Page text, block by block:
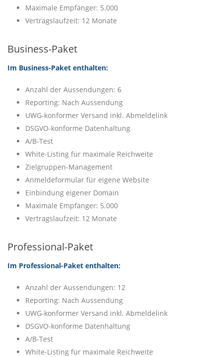
Maximale Empfänger: 5.000
Vertragslaufzeit: 12 Monate
Business-Paket
Im Business-Paket enthalten:
Anzahl der Aussendungen: 6
Reporting: Nach Aussendung
UWG-konformer Versand inkl. Abmeldelink
DSGVO-konforme Datenhaltung
A/B-Test
White-Listing für maximale Reichweite
Zielgruppen-Management
Anmeldeformular für eigene Website
Einbindung eigener Domain
Maximale Empfänger: 5.000
Vertragslaufzeit: 12 Monate
Professional-Paket
Im Professional-Paket enthalten:
Anzahl der Aussendungen: 12
Reporting: Nach Aussendung
UWG-konformer Versand inkl. Abmeldelink
DSGVO-konforme Datenhaltung
A/B-Test
White-Listing für maximale Reichweite